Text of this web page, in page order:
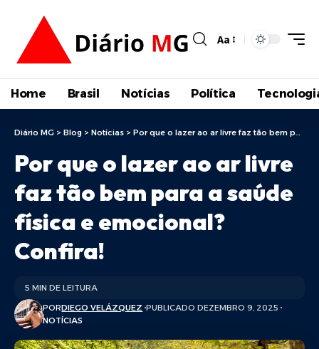
Aa
Home Brasil Notícias Política
Diário MG > Blog > Notícias > Por que o lazer ao ar livre faz tão bem para a saúde física e emocional? Confira!
Por que o lazer ao ar livre
faz tão bem para a saúde
física e emocional?
Confira!
PORDIEGO VELÁZQUEZ PUBLICADO DEZEMBRO 9, 2025
NOTÍCIAS
5 MIN DE LEITURA